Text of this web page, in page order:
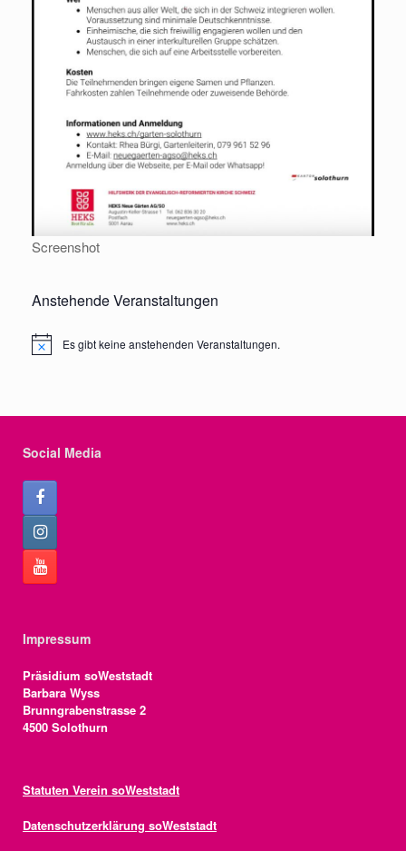
Screenshot
Anstehende Veranstaltungen
Notice Es gibt keine anstehenden Veranstaltungen.
Social Media
Impressum
Präsidium soWeststadt
Barbara Wyss
Brunngrabenstrasse 2
4500 Solothurn
Statuten Verein soWeststadt
Datenschutzerklärung soWeststadt